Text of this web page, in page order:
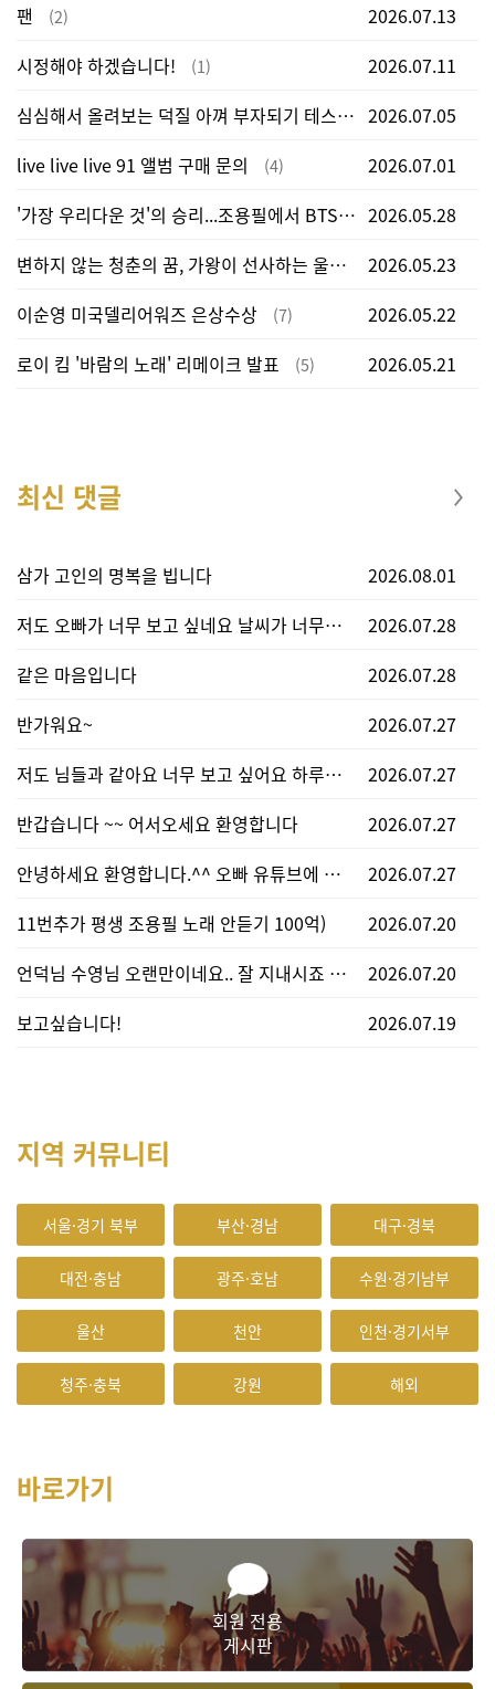
팬 (2)
2026.07.13
시정해야 하겠습니다!
(1)
2026.07.11
심심해서 올려보는 덕질 아껴 부자되기 테스트
(13)
2026.07.05
live live live 91 앨범 구매 문의
(4)
2026.07.01
'가장 우리다운 것'의 승리...조용필에서 BTS로 이어지는 K-컬처의 위대한 도전 2026.05.28
변하지 않는 청춘의 꿈, 가왕이 선사하는 울림
(2)
2026.05.23
이순영 미국델리어워즈 은상수상
(7)
2026.05.22
로이 킴 '바람의 노래' 리메이크 발표
(5) 2026.05.21
최신 댓글
삼가 고인의 명복을 빕니다
2026.08.01
저도 오빠가 너무 보고 싶네요 날씨가 너무너무 더운데 어찌 지내시는지 건강은 괜챦으신지 너무 보고 싶어요~^
2026.07.28
같은 마음입니다
2026.07.28
반가워요~
2026.07.27
저도 님들과 같아요 너무 보고 싶어요 하루의 시작과 끝을 오빠 영상으로 달래보고 있긴한데 너어무 보고 싶어요 우째 학창시절보다 더한 증상이@@ 혹시나 소식 있으려나 싶어 기웃거립니다 무더위 잘 보내고나면 반가운 소식 들려오길 비나이다~!
2026.07.27
반갑습니다 ~~ 어서오세요 환영합니다
2026.07.27
안녕하세요 환영합니다.^^ 오빠 유튜브에 들어가면 영상 많지요~ 저도 출퇴근길 자주 들어가서 운전하며 크게 듣습니다. 필한기라 하기엔 너무 더운 여름~ 1년에 반은 오빠공연 시작으로 설레며 지내고 핏켓팅하고 공연보고 공연 본 기억을 추억하며 또 살아가고~ 지금은 본업에 빠져 열심히 일하며 올공연소식 기다리며 지내고 있어요~ 다들 그러시죠?
2026.07.27
11번추가 평생 조용필 노래 안듣기 100억)
2026.07.20
언덕님 수영님 오랜만이네요.. 잘 지내시죠 올해 공연이 잇기를 기대해 봅니다 무더위 잘지내시고 공연시 뵈여..
2026.07.20
보고싶습니다!
2026.07.19
지역 커뮤니티
서울·경기 북부 부산·경남 대구·경북
대전·충남 광주·호남 수원·경기남부
울산 천안 인천·경기서부
청주·충북 강원 해외
바로가기
회원 전용
게시판